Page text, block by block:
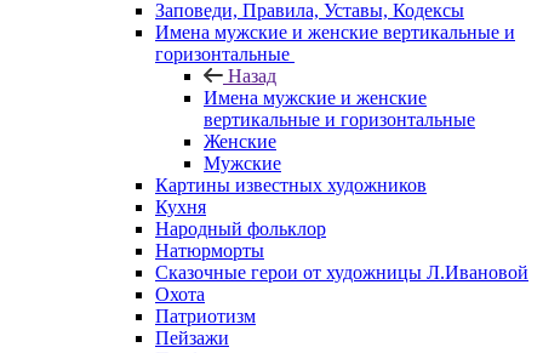
Заповеди, Правила, Уставы, Кодексы
Имена мужские и женские вертикальные и
горизонтальные
Назад
Имена мужские и женские
вертикальные и горизонтальные
Женские
Мужские
Картины известных художников
Кухня
Народный фольклор
Натюрморты
Сказочные герои от художницы Л.Ивановой
Охота
Патриотизм
Пейзажи